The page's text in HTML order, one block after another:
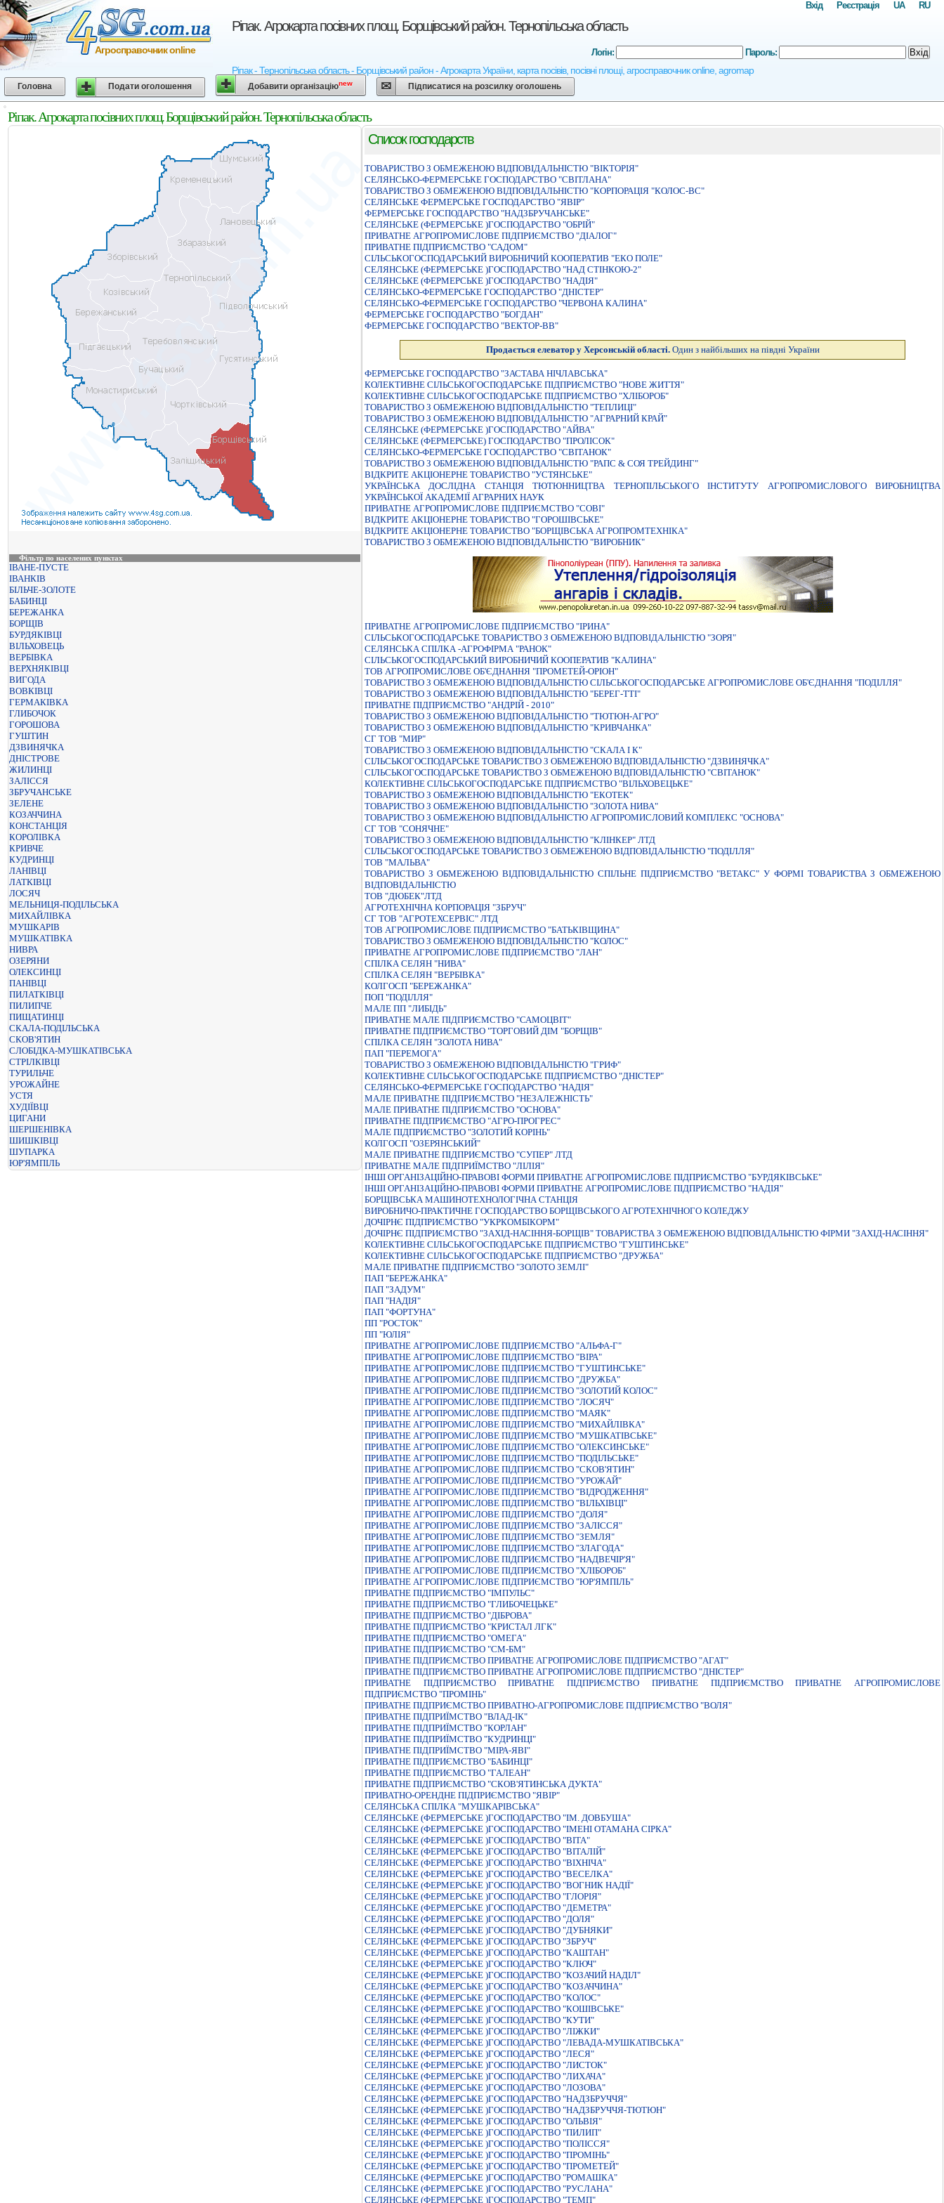
Ріпак. Агрокарта посівних площ. Борщівський район. Тернопільська область
Ріпак - Тернопільська область - Борщівський район - Агрокарта України, карта посівів, посівні площі, агросправочник online, agromap
Агросправочник online
RU
UA
Реєстрація
Вхід
Логін: Пароль: Вхід
Головна Подати оголошення Добавити організаціюnew Підписатися на розсилку оголошень
Ріпак. Агрокарта посівних площ. Борщівський район. Тернопільська область
Фільтр по населених пунктах
ІВАНЕ-ПУСТЕ
ІВАНКІВ
БІЛЬЧЕ-ЗОЛОТЕ
БАБИНЦІ
БЕРЕЖАНКА
БОРЩІВ
БУРДЯКІВЦІ
ВІЛЬХОВЕЦЬ
ВЕРБІВКА
ВЕРХНЯКІВЦІ
ВИГОДА
ВОВКІВЦІ
ГЕРМАКІВКА
ГЛИБОЧОК
ГОРОШОВА
ГУШТИН
ДЗВИНЯЧКА
ДНІСТРОВЕ
ЖИЛИНЦІ
ЗАЛІССЯ
ЗБРУЧАНСЬКЕ
ЗЕЛЕНЕ
КОЗАЧЧИНА
КОНСТАНЦІЯ
КОРОЛІВКА
КРИВЧЕ
КУДРИНЦІ
ЛАНІВЦІ
ЛАТКІВЦІ
ЛОСЯЧ
МЕЛЬНИЦЯ-ПОДІЛЬСЬКА
МИХАЙЛІВКА
МУШКАРІВ
МУШКАТІВКА
НИВРА
ОЗЕРЯНИ
ОЛЕКСИНЦІ
ПАНІВЦІ
ПИЛАТКІВЦІ
ПИЛИПЧЕ
ПИЩАТИНЦІ
СКАЛА-ПОДІЛЬСЬКА
СКОВ'ЯТИН
СЛОБІДКА-МУШКАТІВСЬКА
СТРІЛКІВЦІ
ТУРИЛЬЧЕ
УРОЖАЙНЕ
УСТЯ
ХУДІЇВЦІ
ЦИГАНИ
ШЕРШЕНІВКА
ШИШКІВЦІ
ШУПАРКА
ЮР'ЯМПІЛЬ
Список господарств
ТОВАРИСТВО З ОБМЕЖЕНОЮ ВIДПОВIДАЛЬНIСТЮ "ВIКТОРIЯ"
СЕЛЯНСЬКО-ФЕРМЕРСЬКЕ ГОСПОДАРСТВО "СВІТЛАНА"
ТОВАРИСТВО З ОБМЕЖЕНОЮ ВIДПОВIДАЛЬНIСТЮ "КОРПОРАЦIЯ "КОЛОС-ВС"
СЕЛЯНСЬКЕ ФЕРМЕРСЬКЕ ГОСПОДАРСТВО "ЯВIР"
ФЕРМЕРСЬКЕ ГОСПОДАРСТВО "НАДЗБРУЧАНСЬКЕ"
СЕЛЯНСЬКЕ (ФЕРМЕРСЬКЕ )ГОСПОДАРСТВО "ОБРIЙ"
ПРИВАТНЕ АГРОПРОМИСЛОВЕ ПIДПРИЄМСТВО "ДIАЛОГ"
ПРИВАТНЕ ПIДПРИЄМСТВО "САДОМ"
СІЛЬСЬКОГОСПОДАРСЬКИЙ ВИРОБНИЧИЙ КООПЕРАТИВ "ЕКО ПОЛЕ"
СЕЛЯНСЬКЕ (ФЕРМЕРСЬКЕ )ГОСПОДАРСТВО "НАД СТIНКОЮ-2"
СЕЛЯНСЬКЕ (ФЕРМЕРСЬКЕ )ГОСПОДАРСТВО "НАДІЯ"
СЕЛЯНСЬКО-ФЕРМЕРСЬКЕ ГОСПОДАРСТВО "ДНIСТЕР"
СЕЛЯНСЬКО-ФЕРМЕРСЬКЕ ГОСПОДАРСТВО "ЧЕРВОНА КАЛИНА"
ФЕРМЕРСЬКЕ ГОСПОДАРСТВО "БОГДАН"
ФЕРМЕРСЬКЕ ГОСПОДАРСТВО "ВЕКТОР-ВВ"
Продається елеватор у Херсонській області. Один з найбільших на півдні України
ФЕРМЕРСЬКЕ ГОСПОДАРСТВО "ЗАСТАВА НIЧЛАВСЬКА"
КОЛЕКТИВНЕ СIЛЬСЬКОГОСПОДАРСЬКЕ ПIДПРИЄМСТВО "НОВЕ ЖИТТЯ"
КОЛЕКТИВНЕ СIЛЬСЬКОГОСПОДАРСЬКЕ ПIДПРИЄМСТВО "ХЛIБОРОБ"
ТОВАРИСТВО З ОБМЕЖЕНОЮ ВІДПОВІДАЛЬНІСТЮ "ТЕПЛИЦІ"
ТОВАРИСТВО З ОБМЕЖЕНОЮ ВIДПОВIДАЛЬНIСТЮ "АГРАРНИЙ КРАЙ"
СЕЛЯНСЬКЕ (ФЕРМЕРСЬКЕ )ГОСПОДАРСТВО "АЙВА"
СЕЛЯНСЬКЕ (ФЕРМЕРСЬКЕ) ГОСПОДАРСТВО "ПРОЛIСОК"
СЕЛЯНСЬКО-ФЕРМЕРСЬКЕ ГОСПОДАРСТВО "СВIТАНОК"
ТОВАРИСТВО З ОБМЕЖЕНОЮ ВІДПОВІДАЛЬНІСТЮ "РАПС & СОЯ ТРЕЙДИНГ"
ВІДКРИТЕ АКЦІОНЕРНЕ ТОВАРИСТВО "УСТЯНСЬКЕ"
УКРАЇНСЬКА ДОСЛIДНА СТАНЦIЯ ТЮТЮННИЦТВА ТЕРНОПIЛЬСЬКОГО IНСТИТУТУ АГРОПРОМИСЛОВОГО ВИРОБНИЦТВА
УКРАЇНСЬКОЇ АКАДЕМIЇ АГРАРНИХ НАУК
ПРИВАТНЕ АГРОПРОМИСЛОВЕ ПIДПРИЄМСТВО "СОВI"
ВІДКРИТЕ АКЦІОНЕРНЕ ТОВАРИСТВО "ГОРОШІВСЬКЕ"
ВIДКРИТЕ АКЦIОНЕРНЕ ТОВАРИСТВО "БОРЩIВСЬКА АГРОПРОМТЕХНIКА"
ТОВАРИСТВО З ОБМЕЖЕНОЮ ВIДПОВIДАЛЬНIСТЮ "ВИРОБНИК"
ПРИВАТНЕ АГРОПРОМИСЛОВЕ ПIДПРИЄМСТВО "IРИНА"
СІЛЬСЬКОГОСПОДАРСЬКЕ ТОВАРИСТВО З ОБМЕЖЕНОЮ ВІДПОВІДАЛЬНІСТЮ "ЗОРЯ"
СЕЛЯНСЬКА СПIЛКА -АГРОФIРМА "РАНОК"
СIЛЬСЬКОГОСПОДАРСЬКИЙ ВИРОБНИЧИЙ КООПЕРАТИВ "КАЛИНА"
ТОВ АГРОПРОМИСЛОВЕ ОБ'ЄДНАННЯ "ПРОМЕТЕЙ-ОРІОН"
ТОВАРИСТВО З ОБМЕЖЕНОЮ ВІДПОВІДАЛЬНІСТЮ СІЛЬСЬКОГОСПОДАРСЬКЕ АГРОПРОМИСЛОВЕ ОБ'ЄДНАННЯ "ПОДІЛЛЯ"
ТОВАРИСТВО З ОБМЕЖЕНОЮ ВIДПОВIДАЛЬНIСТЮ "БЕРЕГ-ТТI"
ПРИВАТНЕ ПIДПРИЄМСТВО "АНДРIЙ - 2010"
ТОВАРИСТВО З ОБМЕЖЕНОЮ ВIДПОВIДАЛЬНIСТЮ "ТЮТЮН-АГРО"
ТОВАРИСТВО З ОБМЕЖЕНОЮ ВIДПОВIДАЛЬНIСТЮ "КРИВЧАНКА"
СГ ТОВ "МИР"
ТОВАРИСТВО З ОБМЕЖЕНОЮ ВIДПОВIДАЛЬНIСТЮ "СКАЛА I К"
СIЛЬСЬКОГОСПОДАРСЬКЕ ТОВАРИСТВО З ОБМЕЖЕНОЮ ВIДПОВIДАЛЬНIСТЮ "ДЗВИНЯЧКА"
СIЛЬСЬКОГОСПОДАРСЬКЕ ТОВАРИСТВО З ОБМЕЖЕНОЮ ВIДПОВIДАЛЬНIСТЮ "СВIТАНОК"
КОЛЕКТИВНЕ СIЛЬСЬКОГОСПОДАРСЬКЕ ПIДПРИЄМСТВО "ВIЛЬХОВЕЦЬКЕ"
ТОВАРИСТВО З ОБМЕЖЕНОЮ ВIДПОВIДАЛЬНIСТЮ "ЕКОТЕК"
ТОВАРИСТВО З ОБМЕЖЕНОЮ ВІДПОВІДАЛЬНІСТЮ "ЗОЛОТА НИВА"
ТОВАРИСТВО З ОБМЕЖЕНОЮ ВІДПОВІДАЛЬНІСТЮ АГРОПРОМИСЛОВИЙ КОМПЛЕКС "ОСНОВА"
СГ ТОВ "СОНЯЧНЕ"
ТОВАРИСТВО З ОБМЕЖЕНОЮ ВIДПОВIДАЛЬНIСТЮ "КЛIНКЕР" ЛТД
СIЛЬСЬКОГОСПОДАРСЬКЕ ТОВАРИСТВО З ОБМЕЖЕНОЮ ВIДПОВIДАЛЬНIСТЮ "ПОДIЛЛЯ"
ТОВ "МАЛЬВА"
ТОВАРИСТВО З ОБМЕЖЕНОЮ ВIДПОВIДАЛЬНIСТЮ СПIЛЬНЕ ПIДПРИЄМСТВО "ВЕТАКС" У ФОРМI ТОВАРИСТВА З ОБМЕЖЕНОЮ
ВIДПОВIДАЛЬНIСТЮ
ТОВ "ДЮБЕК"ЛТД
АГРОТЕХНІЧНА КОРПОРАЦІЯ "ЗБРУЧ"
СГ ТОВ "АГРОТЕХСЕРВІС" ЛТД
ТОВ АГРОПРОМИСЛОВЕ ПІДПРИЄМСТВО "БАТЬКІВЩИНА"
ТОВАРИСТВО З ОБМЕЖЕНОЮ ВІДПОВІДАЛЬНІСТЮ "КОЛОС"
ПРИВАТНЕ АГРОПРОМИСЛОВЕ ПІДПРИЄМСТВО "ЛАН"
СПІЛКА СЕЛЯН "НИВА"
СПIЛКА СЕЛЯН "ВЕРБIВКА"
КОЛГОСП "БЕРЕЖАНКА"
ПОП "ПОДІЛЛЯ"
МАЛЕ ПП "ЛИБІДЬ"
ПРИВАТНЕ МАЛЕ ПIДПРИЄМСТВО "САМОЦВIТ"
ПРИВАТНЕ ПIДПРИЄМСТВО "ТОРГОВИЙ ДIМ "БОРЩIВ"
СПIЛКА СЕЛЯН "ЗОЛОТА НИВА"
ПАП "ПЕРЕМОГА"
ТОВАРИСТВО З ОБМЕЖЕНОЮ ВІДПОВІДАЛЬНІСТЮ "ГРИФ"
КОЛЕКТИВНЕ СIЛЬСЬКОГОСПОДАРСЬКЕ ПIДПРИЄМСТВО "ДНIСТЕР"
СЕЛЯНСЬКО-ФЕРМЕРСЬКЕ ГОСПОДАРСТВО "НАДIЯ"
МАЛЕ ПРИВАТНЕ ПIДПРИЄМСТВО "НЕЗАЛЕЖНIСТЬ"
МАЛЕ ПРИВАТНЕ ПIДПРИЄМСТВО "ОСНОВА"
ПРИВАТНЕ ПIДПРИЄМСТВО "АГРО-ПРОГРЕС"
МАЛЕ ПIДПРИЄМСТВО "ЗОЛОТИЙ КОРIНЬ"
КОЛГОСП "ОЗЕРЯНСЬКИЙ"
МАЛЕ ПРИВАТНЕ ПІДПРИЄМСТВО "СУПЕР" ЛТД
ПРИВАТНЕ МАЛЕ ПIДПРИЇМСТВО "ЛIЛIЯ"
IНШI ОРГАНIЗАЦIЙНО-ПРАВОВI ФОРМИ ПРИВАТНЕ АГРОПРОМИСЛОВЕ ПIДПРИЄМСТВО "БУРДЯКIВСЬКЕ"
IНШI ОРГАНIЗАЦIЙНО-ПРАВОВI ФОРМИ ПРИВАТНЕ АГРОПРОМИСЛОВЕ ПIДПРИЄМСТВО "НАДIЯ"
БОРЩIВСЬКА МАШИНОТЕХНОЛОГIЧНА СТАНЦIЯ
ВИРОБНИЧО-ПРАКТИЧНЕ ГОСПОДАРСТВО БОРЩIВСЬКОГО АГРОТЕХНIЧНОГО КОЛЕДЖУ
ДОЧIРНЄ ПIДПРИЄМСТВО "УКРКОМБIКОРМ"
ДОЧІРНЄ ПІДПРИЄМСТВО "ЗАХІД-НАСІННЯ-БОРЩІВ" ТОВАРИСТВА З ОБМЕЖЕНОЮ ВІДПОВІДАЛЬНІСТЮ ФІРМИ "ЗАХІД-НАСІННЯ"
КОЛЕКТИВНЕ СIЛЬСЬКОГОСПОДАРСЬКЕ ПIДПРИЄМСТВО "ГУШТИНСЬКЕ"
КОЛЕКТИВНЕ СІЛЬСЬКОГОСПОДАРСЬКЕ ПІДПРИЄМСТВО "ДРУЖБА"
МАЛЕ ПРИВАТНЕ ПIДПРИЄМСТВО "ЗОЛОТО ЗЕМЛI"
ПАП "БЕРЕЖАНКА"
ПАП "ЗАДУМ"
ПАП "НАДІЯ"
ПАП "ФОРТУНА"
ПП "РОСТОК"
ПП "ЮЛІЯ"
ПРИВАТНЕ АГРОПРОМИСЛОВЕ ПIДПРИЄМСТВО "АЛЬФА-Г"
ПРИВАТНЕ АГРОПРОМИСЛОВЕ ПIДПРИЄМСТВО "ВIРА"
ПРИВАТНЕ АГРОПРОМИСЛОВЕ ПIДПРИЄМСТВО "ГУШТИНСЬКЕ"
ПРИВАТНЕ АГРОПРОМИСЛОВЕ ПIДПРИЄМСТВО "ДРУЖБА"
ПРИВАТНЕ АГРОПРОМИСЛОВЕ ПIДПРИЄМСТВО "ЗОЛОТИЙ КОЛОС"
ПРИВАТНЕ АГРОПРОМИСЛОВЕ ПIДПРИЄМСТВО "ЛОСЯЧ"
ПРИВАТНЕ АГРОПРОМИСЛОВЕ ПIДПРИЄМСТВО "МАЯК"
ПРИВАТНЕ АГРОПРОМИСЛОВЕ ПIДПРИЄМСТВО "МИХАЙЛIВКА"
ПРИВАТНЕ АГРОПРОМИСЛОВЕ ПIДПРИЄМСТВО "МУШКАТIВСЬКЕ"
ПРИВАТНЕ АГРОПРОМИСЛОВЕ ПIДПРИЄМСТВО "ОЛЕКСИНСЬКЕ"
ПРИВАТНЕ АГРОПРОМИСЛОВЕ ПIДПРИЄМСТВО "ПОДIЛЬСЬКЕ"
ПРИВАТНЕ АГРОПРОМИСЛОВЕ ПIДПРИЄМСТВО "СКОВ'ЯТИН"
ПРИВАТНЕ АГРОПРОМИСЛОВЕ ПIДПРИЄМСТВО "УРОЖАЙ"
ПРИВАТНЕ АГРОПРОМИСЛОВЕ ПІДПРИЄМСТВО "ВІДРОДЖЕННЯ"
ПРИВАТНЕ АГРОПРОМИСЛОВЕ ПІДПРИЄМСТВО "ВІЛЬХІВЦІ"
ПРИВАТНЕ АГРОПРОМИСЛОВЕ ПІДПРИЄМСТВО "ДОЛЯ"
ПРИВАТНЕ АГРОПРОМИСЛОВЕ ПІДПРИЄМСТВО "ЗАЛІССЯ"
ПРИВАТНЕ АГРОПРОМИСЛОВЕ ПІДПРИЄМСТВО "ЗЕМЛЯ"
ПРИВАТНЕ АГРОПРОМИСЛОВЕ ПІДПРИЄМСТВО "ЗЛАГОДА"
ПРИВАТНЕ АГРОПРОМИСЛОВЕ ПІДПРИЄМСТВО "НАДВЕЧІР'Я"
ПРИВАТНЕ АГРОПРОМИСЛОВЕ ПІДПРИЄМСТВО "ХЛІБОРОБ"
ПРИВАТНЕ АГРОПРОМИСЛОВЕ ПІДПРИЄМСТВО "ЮР'ЯМПІЛЬ"
ПРИВАТНЕ ПIДПРИЄМСТВО "IМПУЛЬС"
ПРИВАТНЕ ПIДПРИЄМСТВО "ГЛИБОЧЕЦЬКЕ"
ПРИВАТНЕ ПIДПРИЄМСТВО "ДIБРОВА"
ПРИВАТНЕ ПIДПРИЄМСТВО "КРИСТАЛ ЛГК"
ПРИВАТНЕ ПIДПРИЄМСТВО "ОМЕГА"
ПРИВАТНЕ ПIДПРИЄМСТВО "СМ-БМ"
ПРИВАТНЕ ПIДПРИЄМСТВО ПРИВАТНЕ АГРОПРОМИСЛОВЕ ПIДПРИЄМСТВО "АГАТ"
ПРИВАТНЕ ПIДПРИЄМСТВО ПРИВАТНЕ АГРОПРОМИСЛОВЕ ПIДПРИЄМСТВО "ДНIСТЕР"
ПРИВАТНЕ ПIДПРИЄМСТВО ПРИВАТНЕ ПIДПРИЄМСТВО ПРИВАТНЕ ПIДПРИЄМСТВО ПРИВАТНЕ АГРОПРОМИСЛОВЕ
ПIДПРИЄМСТВО "ПРОМIНЬ"
ПРИВАТНЕ ПIДПРИЄМСТВО ПРИВАТНО-АГРОПРОМИСЛОВЕ ПIДПРИЄМСТВО "ВОЛЯ"
ПРИВАТНЕ ПIДПРИЇМСТВО "ВЛАД-IК"
ПРИВАТНЕ ПIДПРИЇМСТВО "КОРЛАН"
ПРИВАТНЕ ПIДПРИЇМСТВО "КУДРИНЦI"
ПРИВАТНЕ ПIДПРИЇМСТВО "МIРА-ЯВI"
ПРИВАТНЕ ПІДПРИЄМСТВО "БАБИНЦІ"
ПРИВАТНЕ ПІДПРИЄМСТВО "ГАЛЕАН"
ПРИВАТНЕ ПІДПРИЄМСТВО "СКОВ'ЯТИНСЬКА ДУКТА"
ПРИВАТНО-ОРЕНДНЕ ПIДПРИЄМСТВО "ЯВIР"
СЕЛЯНСЬКА СПIЛКА "МУШКАРIВСЬКА"
СЕЛЯНСЬКЕ (ФЕРМЕРСЬКЕ )ГОСПОДАРСТВО "IМ. ДОВБУША"
СЕЛЯНСЬКЕ (ФЕРМЕРСЬКЕ )ГОСПОДАРСТВО "IМЕНI ОТАМАНА СIРКА"
СЕЛЯНСЬКЕ (ФЕРМЕРСЬКЕ )ГОСПОДАРСТВО "ВIТА"
СЕЛЯНСЬКЕ (ФЕРМЕРСЬКЕ )ГОСПОДАРСТВО "ВIТАЛIЙ"
СЕЛЯНСЬКЕ (ФЕРМЕРСЬКЕ )ГОСПОДАРСТВО "ВIХНIЧА"
СЕЛЯНСЬКЕ (ФЕРМЕРСЬКЕ )ГОСПОДАРСТВО "ВЕСЕЛКА"
СЕЛЯНСЬКЕ (ФЕРМЕРСЬКЕ )ГОСПОДАРСТВО "ВОГНИК НАДIЇ"
СЕЛЯНСЬКЕ (ФЕРМЕРСЬКЕ )ГОСПОДАРСТВО "ГЛОРІЯ"
СЕЛЯНСЬКЕ (ФЕРМЕРСЬКЕ )ГОСПОДАРСТВО "ДЕМЕТРА"
СЕЛЯНСЬКЕ (ФЕРМЕРСЬКЕ )ГОСПОДАРСТВО "ДОЛЯ"
СЕЛЯНСЬКЕ (ФЕРМЕРСЬКЕ )ГОСПОДАРСТВО "ДУБНЯКИ"
СЕЛЯНСЬКЕ (ФЕРМЕРСЬКЕ )ГОСПОДАРСТВО "ЗБРУЧ"
СЕЛЯНСЬКЕ (ФЕРМЕРСЬКЕ )ГОСПОДАРСТВО "КАШТАН"
СЕЛЯНСЬКЕ (ФЕРМЕРСЬКЕ )ГОСПОДАРСТВО "КЛЮЧ"
СЕЛЯНСЬКЕ (ФЕРМЕРСЬКЕ )ГОСПОДАРСТВО "КОЗАЧИЙ НАДIЛ"
СЕЛЯНСЬКЕ (ФЕРМЕРСЬКЕ )ГОСПОДАРСТВО "КОЗАЧЧИНА"
СЕЛЯНСЬКЕ (ФЕРМЕРСЬКЕ )ГОСПОДАРСТВО "КОЛОС"
СЕЛЯНСЬКЕ (ФЕРМЕРСЬКЕ )ГОСПОДАРСТВО "КОШIВСЬКЕ"
СЕЛЯНСЬКЕ (ФЕРМЕРСЬКЕ )ГОСПОДАРСТВО "КУТИ"
СЕЛЯНСЬКЕ (ФЕРМЕРСЬКЕ )ГОСПОДАРСТВО "ЛIЖКИ"
СЕЛЯНСЬКЕ (ФЕРМЕРСЬКЕ )ГОСПОДАРСТВО "ЛЕВАДА-МУШКАТIВСЬКА"
СЕЛЯНСЬКЕ (ФЕРМЕРСЬКЕ )ГОСПОДАРСТВО "ЛЕСЯ"
СЕЛЯНСЬКЕ (ФЕРМЕРСЬКЕ )ГОСПОДАРСТВО "ЛИСТОК"
СЕЛЯНСЬКЕ (ФЕРМЕРСЬКЕ )ГОСПОДАРСТВО "ЛИХАЧА"
СЕЛЯНСЬКЕ (ФЕРМЕРСЬКЕ )ГОСПОДАРСТВО "ЛОЗОВА"
СЕЛЯНСЬКЕ (ФЕРМЕРСЬКЕ )ГОСПОДАРСТВО "НАДЗБРУЧЧЯ"
СЕЛЯНСЬКЕ (ФЕРМЕРСЬКЕ )ГОСПОДАРСТВО "НАДЗБРУЧЧЯ-ТЮТЮН"
СЕЛЯНСЬКЕ (ФЕРМЕРСЬКЕ )ГОСПОДАРСТВО "ОЛЬВIЯ"
СЕЛЯНСЬКЕ (ФЕРМЕРСЬКЕ )ГОСПОДАРСТВО "ПИЛИП"
СЕЛЯНСЬКЕ (ФЕРМЕРСЬКЕ )ГОСПОДАРСТВО "ПОЛIССЯ"
СЕЛЯНСЬКЕ (ФЕРМЕРСЬКЕ )ГОСПОДАРСТВО "ПРОМIНЬ"
СЕЛЯНСЬКЕ (ФЕРМЕРСЬКЕ )ГОСПОДАРСТВО "ПРОМЕТЕЙ"
СЕЛЯНСЬКЕ (ФЕРМЕРСЬКЕ )ГОСПОДАРСТВО "РОМАШКА"
СЕЛЯНСЬКЕ (ФЕРМЕРСЬКЕ )ГОСПОДАРСТВО "РУСЛАНА"
СЕЛЯНСЬКЕ (ФЕРМЕРСЬКЕ )ГОСПОДАРСТВО "ТЕМП"